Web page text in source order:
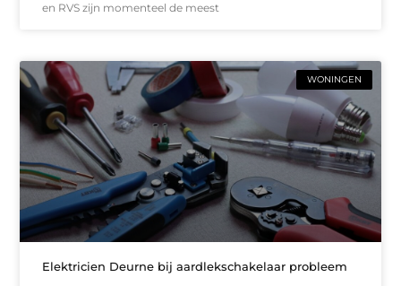
en RVS zijn momenteel de meest
WONINGEN
Elektricien Deurne bij aardlekschakelaar probleem